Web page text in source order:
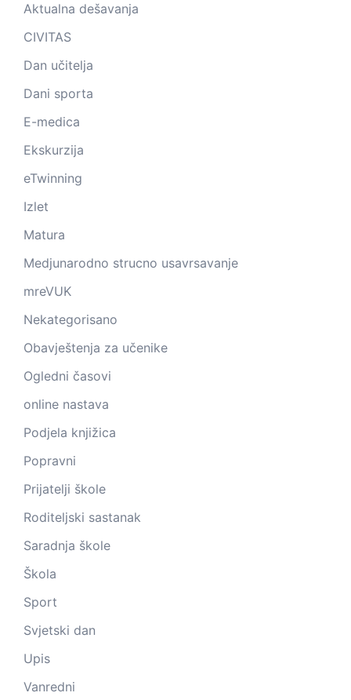
Aktualna dešavanja
CIVITAS
Dan učitelja
Dani sporta
E-medica
Ekskurzija
eTwinning
Izlet
Matura
Medjunarodno strucno usavrsavanje
mreVUK
Nekategorisano
Obavještenja za učenike
Ogledni časovi
online nastava
Podjela knjižica
Popravni
Prijatelji škole
Roditeljski sastanak
Saradnja škole
Škola
Sport
Svjetski dan
Upis
Vanredni